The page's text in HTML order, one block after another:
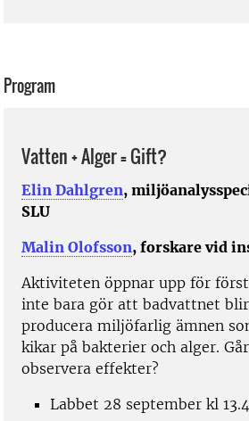
Program
Vatten + Alger = Gift?
Elin Dahlgren,
SLU
Malin Olofsson, forskare vid
Aktiviteten öppnar upp för
inte bara gör att badvattnet
producera miljöfarlig ämnen
kikar på bakterier och alger.
observera effekter?
Labbet 28 september kl